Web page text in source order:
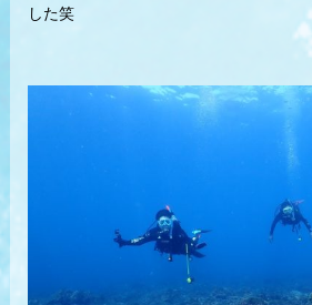
した笑